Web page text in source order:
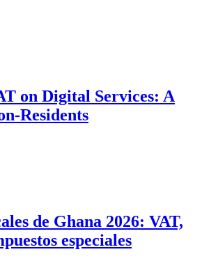
on Digital Services: A
Residents
de Ghana 2026: VAT,
especiales